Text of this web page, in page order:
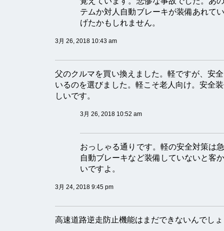
テムか対人自動ブレーキが装備あれて
げたかもしれません。
3月 26, 2018 10:43 am
父のクルマを買い換えました。軽ですが、安
いるのを選びました。軽こそ老人向け。安全
しいです。
3月 26, 2018 10:52 am
おっしゃる通りです。軽の安全対策は
自動ブレーキなど装備していないと客
いですよ。
3月 24, 2018 9:45 pm
高速道路逆走防止機能はまだできないんでし